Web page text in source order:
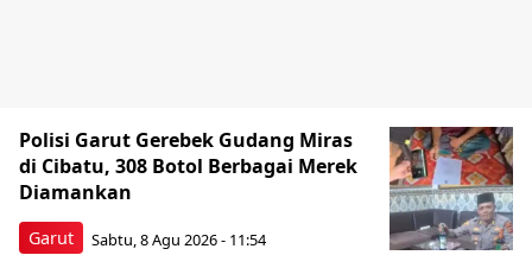
Garut
Polisi Garut Gerebek Gudang Miras
di Cibatu, 308 Botol Berbagai Merek
Diamankan
Sabtu, 8 Agu 2026 - 11:54